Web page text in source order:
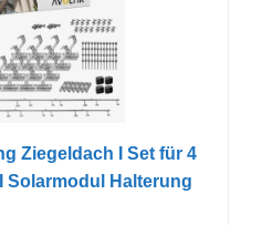
Ziegeldach I Set für 4
Solarmodul Halterung